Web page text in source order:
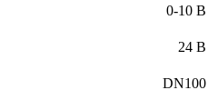
0-10 В
24 В
DN100